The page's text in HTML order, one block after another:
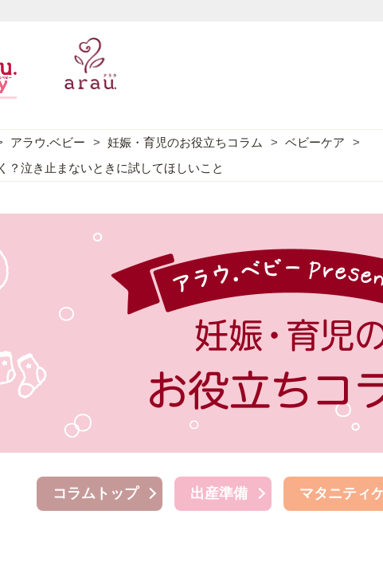
アラウ.ベビー 妊娠・育児のお役立ちコラム
ベビーケア
？泣き止まないときに試してほしいこと
コラムトップ 出産準備 マタニティ